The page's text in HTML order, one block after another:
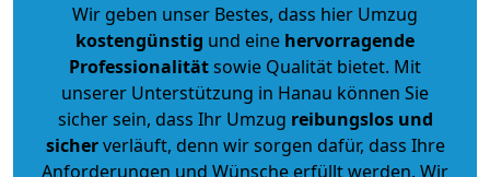
Wir geben unser Bestes, dass hier Umzug
kostengünstig und eine hervorragende
Professionalitätsowie Qualität bietet. Mit
unserer Unterstützung in Hanau können Sie
sicher sein, dass Ihr Umzug reibungslos und
sicherverläuft, denn wir sorgen dafür, dass Ihre
Anforderungen und Wünsche erfüllt werden. Wir